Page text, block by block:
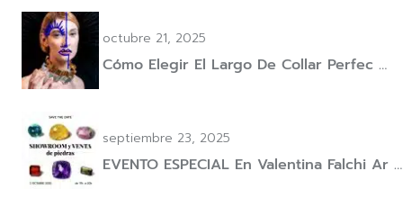
octubre 21, 2025
Cómo Elegir El Largo De Collar Perfec …
septiembre 23, 2025
EVENTO ESPECIAL En Valentina Falchi Ar …